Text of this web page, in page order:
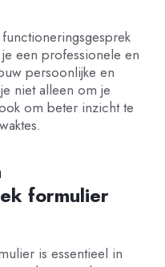
een professionele en
persoonlijke en
niet alleen om je
om beter inzicht te
formulier
is essentieel in